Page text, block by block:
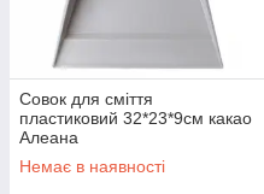
Совок для сміття
пластиковий 32*23*9см какао
Алеана
Немає в наявності